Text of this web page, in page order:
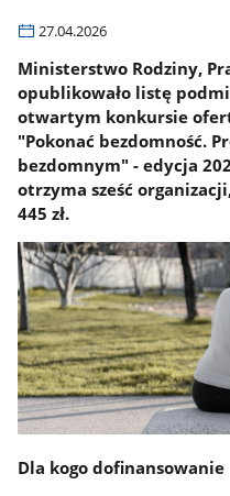
27.04.2026
Ministerstwo Rodziny,
opublikowało listę
otwartym konkursie
"Pokonać bezdomność.
bezdomnym" - edycja
otrzyma sześć
445 zł.
Dla kogo dofinansowanie